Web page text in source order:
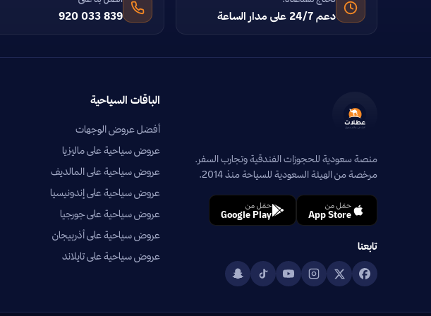
دعم 24/7 على مدار الساعة 920 033 839
منصة سعودية للحجوزات الفندقية وتجارب السفر.
مرخصة من الهيئة السعودية للسياحة منذ 2014.
حمّل من
App Store
حمّل من
Google Play
تابعنا
الباقات السياحية
أفضل عروض الوجهات
عروض سياحية على ماليزيا
عروض سياحية على المالديف
عروض سياحية على إندونيسيا
عروض سياحية على جورجيا
عروض سياحية على أذربيجان
عروض سياحية على تايلاند